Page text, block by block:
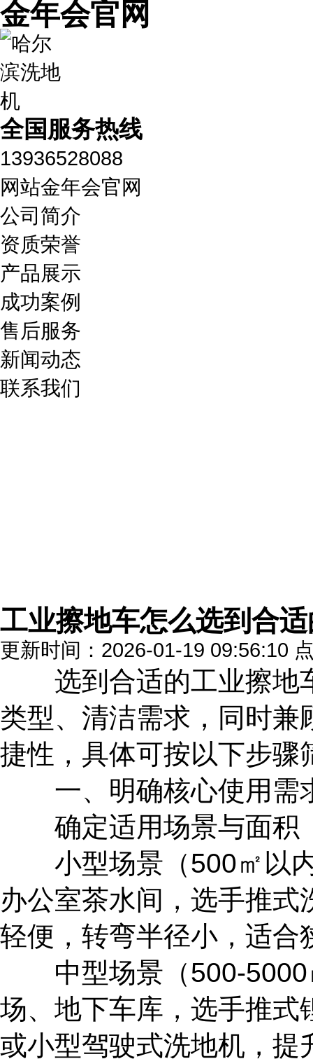
金年会官网
全国服务热线
13936528088
网站金年会官网
公司简介
资质荣誉
产品展示
成功案例
售后服务
新闻动态
联系我们
工业擦地车怎么选到合
更新时间：2026-01-19 09:56:10
选到合适的工业擦地
类型、清洁需求，同时兼
捷性，具体可按以下步骤
一、明确核心使用需
确定适用场景与面积
小型场景（500㎡以内
办公室茶水间，选手推
轻便，转弯半径小，适合
中型场景（500-5000
场、地下车库，选手推式
或小型驾驶式洗地机，提